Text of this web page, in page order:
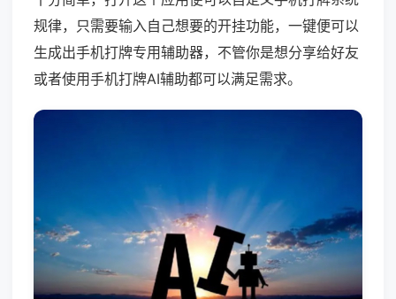
规律，只需要输入自己想要的开挂功能，一键便可以
生成出手机打牌专用辅助器，不管你是想分享给好友
或者使用手机打牌AI辅助都可以满足需求。